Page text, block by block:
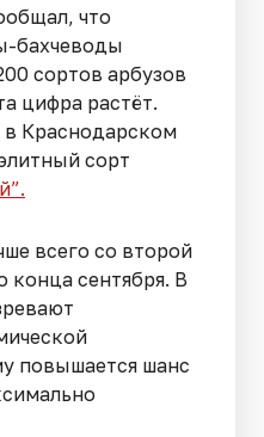
что
бахчеводы
сортов арбузов
цифра растёт.
Краснодарском
сорт
всего со второй
конца сентября. В
повышается шанс